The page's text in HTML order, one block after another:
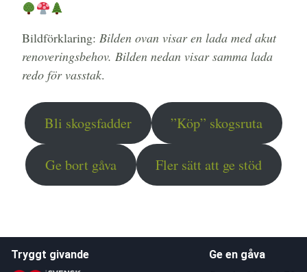
Bildförklaring: Bilden ovan visar en lada med akut
renoveringsbehov. Bilden nedan visar samma lada
redo för vasstak.
Bli skogsfadder ”Köp” skogsruta
Ge bort gåva Fler sätt att ge stöd
Tryggt givande Ge en gåva